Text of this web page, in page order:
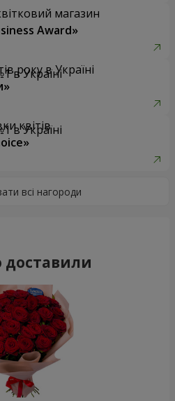
магазин
Award»
року в Україні
квітів